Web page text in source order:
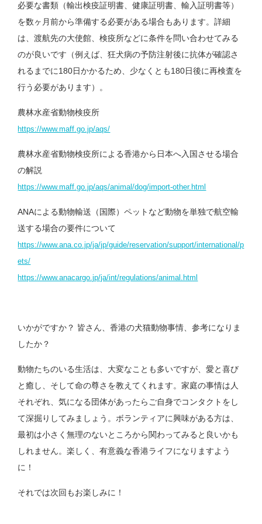
必要な書類（輸出検疫証明書、健康証明書、輸入証明書等）
を数ヶ月前から準備する必要がある場合もあります。詳細
は、渡航先の大使館、検疫所などに条件を問い合わせてみる
のが良いです（例えば、狂犬病の予防注射後に抗体が確認さ
れるまでに180日かかるため、少なくとも180日後に再検査を
行う必要があります）。
農林水産省動物検疫所
https://www.maff.go.jp/aqs/
農林水産省動物検疫所による香港から日本へ入国させる場合
の解説
https://www.maff.go.jp/aqs/animal/dog/import-other.html
ANAによる動物輸送（国際）ペットなど動物を単独で航空輸
送する場合の要件について
https://www.ana.co.jp/ja/jp/guide/reservation/support/international/p
ets/
https://www.anacargo.jp/ja/int/regulations/animal.html
いかがですか？ 皆さん、香港の犬猫動物事情、参考になりま
したか？
動物たちのいる生活は、大変なことも多いですが、愛と喜び
と癒し、そして命の尊さを教えてくれます。家庭の事情は人
それぞれ、気になる団体があったらご自身でコンタクトをし
て深掘りしてみましょう。ボランティアに興味がある方は、
最初は小さく無理のないところから関わってみると良いかも
しれません。楽しく、有意義な香港ライフになりますよう
に！
それでは次回もお楽しみに！